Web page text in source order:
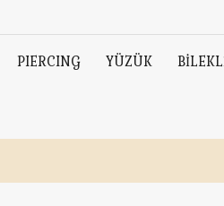
PIERCING YÜZÜK